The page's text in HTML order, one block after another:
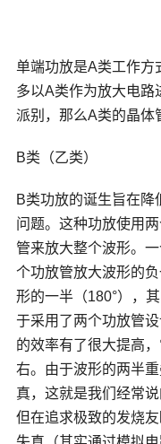
单端功放是A类工作方
多以A类作为放大电路
派别，那么A类的晶体
B类（乙类）
B类功放的诞生旨在
问题。这种功放使用
管来放大整个波形。
个功放管放大波形的
形的一半（180°），
于采用了两个功放管
的效率有了很大提高
右。由于波形的两半
真，这就是我们经常
但在追求极致的发烧